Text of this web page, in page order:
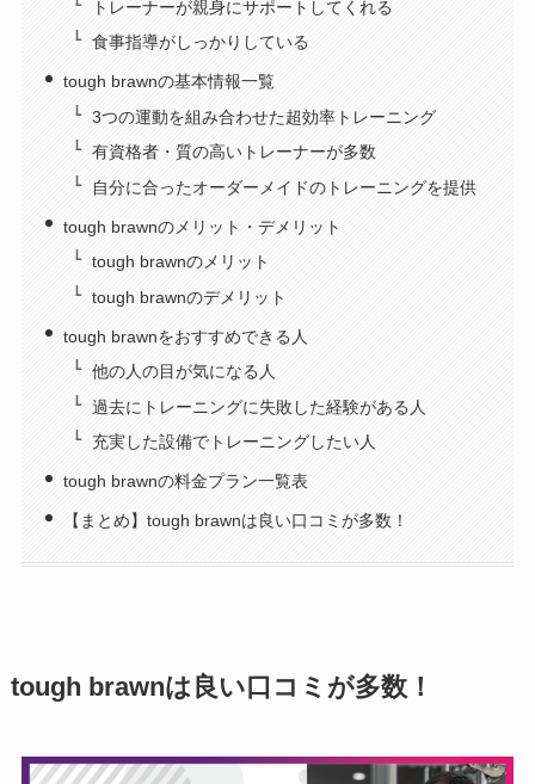
トレーナーが親身にサポートしてくれる
食事指導がしっかりしている
tough brawnの基本情報一覧
3つの運動を組み合わせた超効率トレーニング
有資格者・質の高いトレーナーが多数
自分に合ったオーダーメイドのトレーニングを提供
tough brawnのメリット・デメリット
tough brawnのメリット
tough brawnのデメリット
tough brawnをおすすめできる人
他の人の目が気になる人
過去にトレーニングに失敗した経験がある人
充実した設備でトレーニングしたい人
tough brawnの料金プラン一覧表
【まとめ】tough brawnは良い口コミが多数！
tough brawnは良い口コミが多数！